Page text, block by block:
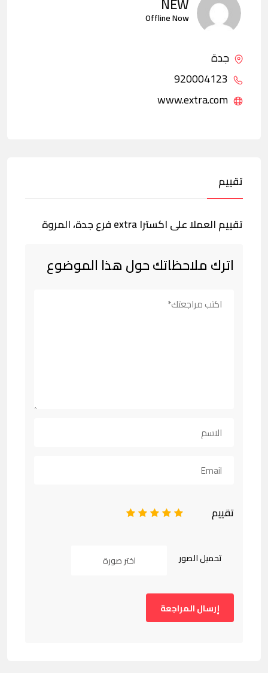
Offline Now
جدة
تقييم
تقييم العملا على اكسترا extra فرع جدة، المروة
اترك ملاحظاتك حول هذا الموضوع
تقييم 5
4
3
2
تحميل الصور اختر صورة